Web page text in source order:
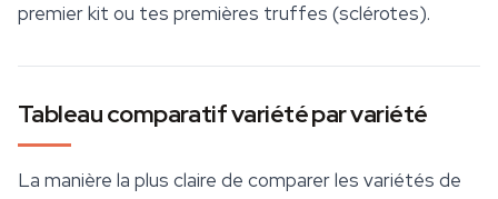
premier kit ou tes premières truffes (sclérotes).
Tableau comparatif variété par variété
La manière la plus claire de comparer les variétés de